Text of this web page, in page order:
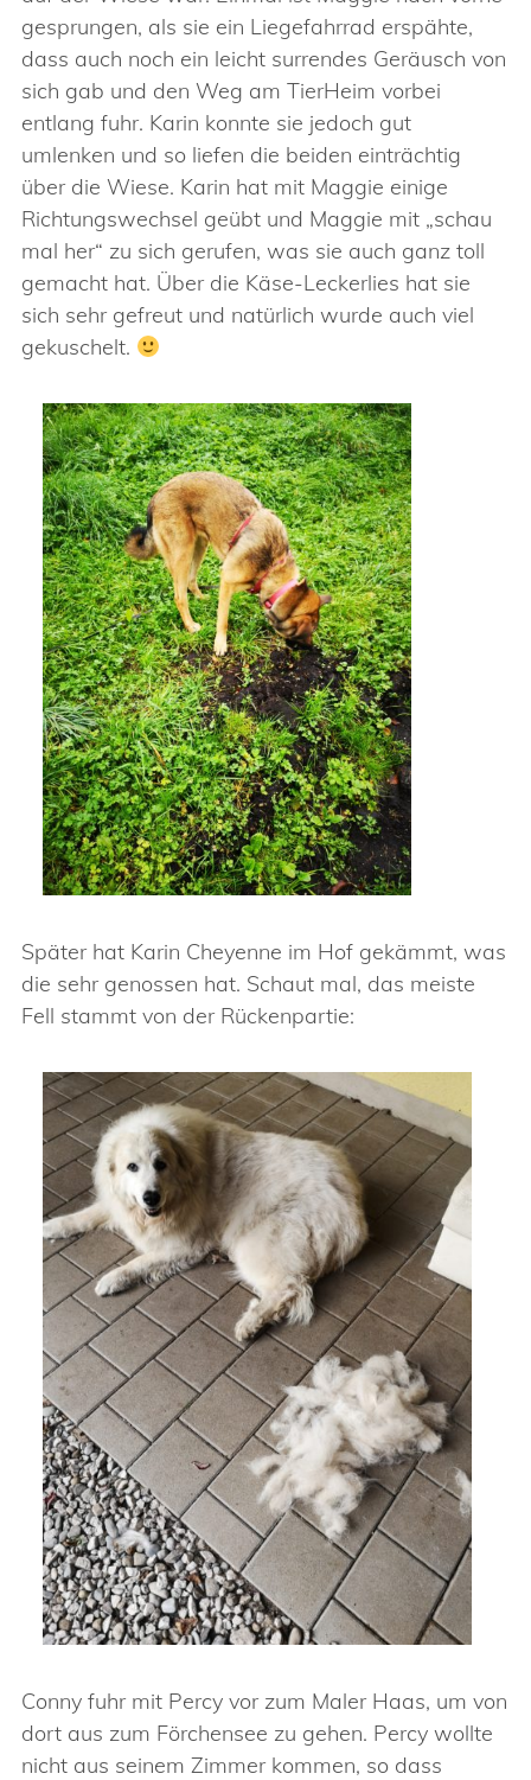
gesprungen, als sie ein Liegefahrrad erspähte,
dass auch noch ein leicht surrendes Geräusch von
sich gab und den Weg am TierHeim vorbei
entlang fuhr. Karin konnte sie jedoch gut
umlenken und so liefen die beiden einträchtig
über die Wiese. Karin hat mit Maggie einige
Richtungswechsel geübt und Maggie mit „schau
mal her“ zu sich gerufen, was sie auch ganz toll
gemacht hat. Über die Käse-Leckerlies hat sie
sich sehr gefreut und natürlich wurde auch viel
gekuschelt.
Später hat Karin Cheyenne im Hof gekämmt, was
die sehr genossen hat. Schaut mal, das meiste
Fell stammt von der Rückenpartie:
Conny fuhr mit Percy vor zum Maler Haas, um von
dort aus zum Förchensee zu gehen. Percy wollte
nicht aus seinem Zimmer kommen, so dass